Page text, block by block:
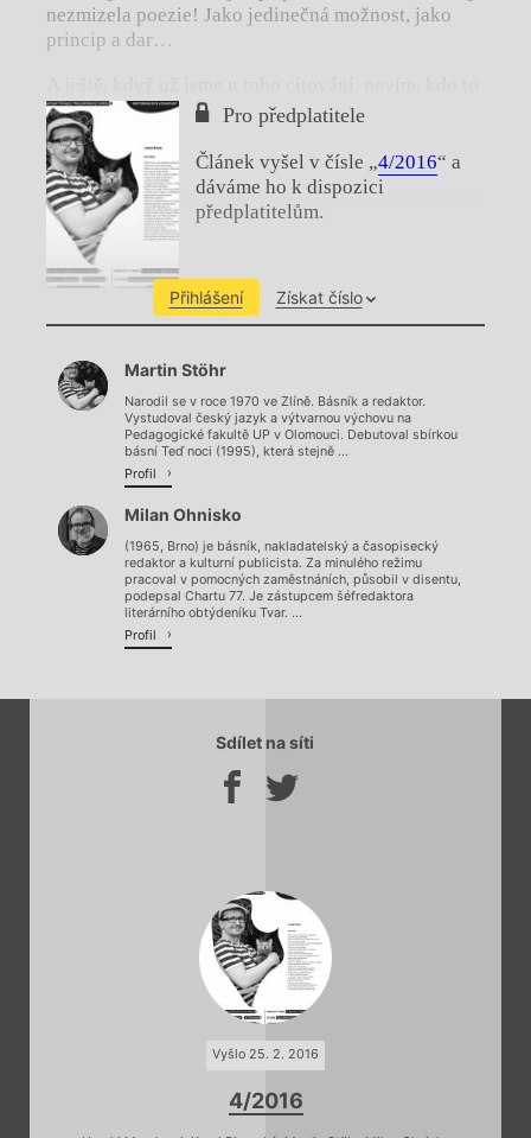
nezmizela poezie! Jako jedinečná možnost, jako
princip a dar…
řekl, snad taky on?„Básník si nemá nic nárokovat,
básník má být rád, že ho bližní nezabijou…“
Pro předplatitele
Článek vyšel v čísle „4/2016“ a
dáváme ho k dispozici
předplatitelům.
Přihlášení Získat číslo
Chviličku.
Martin Stöhr
Narodil se v roce 1970 ve Zlíně. Básník a redaktor.
Vystudoval český jazyk a výtvarnou výchovu na
Pedagogické fakultě UP v Olomouci. Debutoval sbírkou
básní Teď noci (1995), která stejně ...
Profil
Milan Ohnisko
(1965, Brno) je básník, nakladatelský a časopisecký
redaktor a kulturní publicista. Za minulého režimu
pracoval v pomocných zaměstnáních, působil v disentu,
podepsal Chartu 77. Je zástupcem šéfredaktora
literárního obtýdeníku Tvar. ...
Profil
Sdílet na síti
Vyšlo 25. 2. 2016
4/2016